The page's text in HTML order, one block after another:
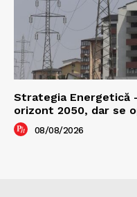
Strategia Energetică
orizont 2050, dar se
08/08/2026